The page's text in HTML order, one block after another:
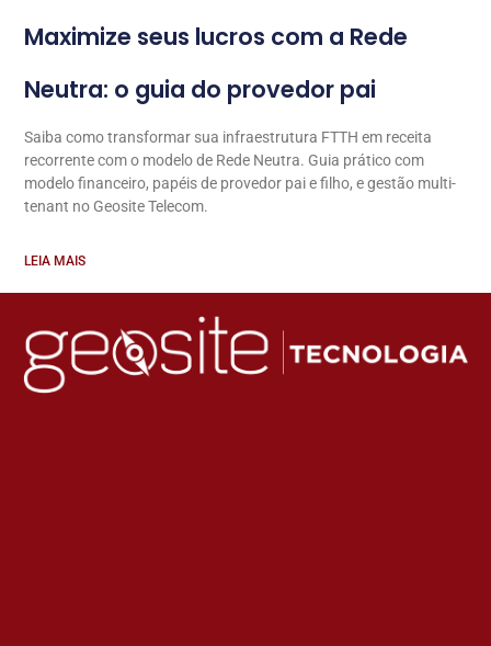
Maximize seus lucros com a Rede
Neutra: o guia do provedor pai
Saiba como transformar sua infraestrutura FTTH em receita
recorrente com o modelo de Rede Neutra. Guia prático com
modelo financeiro, papéis de provedor pai e filho, e gestão multi-
tenant no Geosite Telecom.
LEIA MAIS